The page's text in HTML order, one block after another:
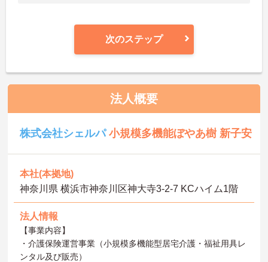
次のステップ
法人概要
株式会社シェルパ小規模多機能ぼやあ樹 新子安
本社(本拠地)
神奈川県 横浜市神奈川区神大寺3-2-7 KCハイム1階
法人情報
【事業内容】
・介護保険運営事業（小規模多機能型居宅介護・福祉用具レ
ンタル及び販売）